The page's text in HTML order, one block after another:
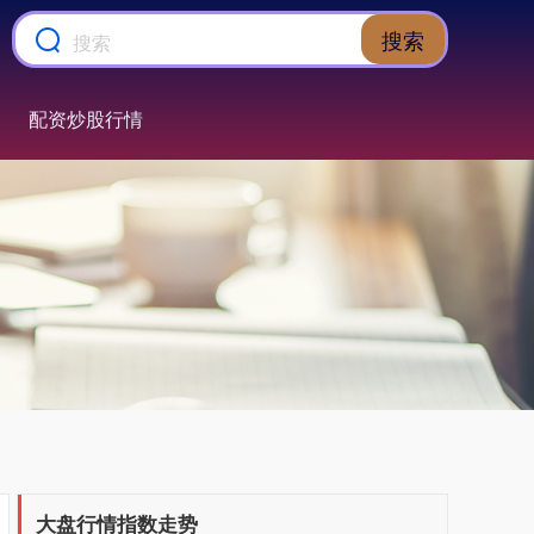
搜索
配资炒股行情
大盘行情指数走势
上证综指 +10.96 +0.28%
深证成指 14256.14